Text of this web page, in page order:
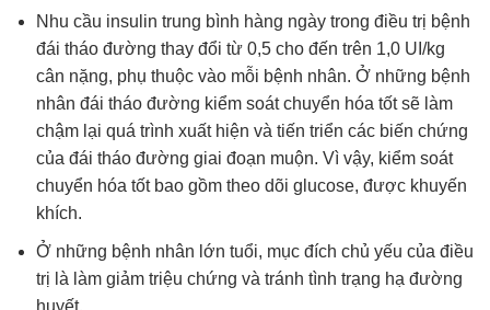
Nhu cầu insulin trung bình hàng ngày trong điều trị bệnh
đái tháo đường thay đổi từ 0,5 cho đến trên 1,0 UI/kg
cân nặng, phụ thuộc vào mỗi bệnh nhân. Ở những bệnh
nhân đái tháo đường kiểm soát chuyển hóa tốt sẽ làm
chậm lại quá trình xuất hiện và tiến triển các biến chứng
của đái tháo đường giai đoạn muộn. Vì vậy, kiểm soát
chuyển hóa tốt bao gồm theo dõi glucose, được khuyến
khích.
Ở những bệnh nhân lớn tuổi, mục đích chủ yếu của điều
trị là làm giảm triệu chứng và tránh tình trạng hạ đường
huyết.